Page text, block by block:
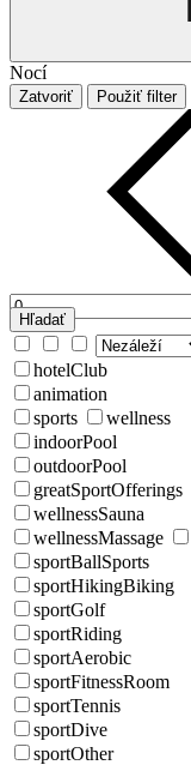
Nocí
Zatvoriť Použiť filter
Hľadať
hotelClub
animation
sports
wellness
indoorPool
outdoorPool
greatSportOfferings
wellnessSauna
wellnessMassage
sportBallSports
sportHikingBiking
sportGolf
sportRiding
sportAerobic
sportFitnessRoom
sportTennis
sportDive
sportOther